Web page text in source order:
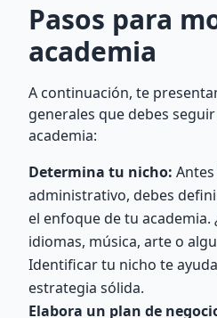
Pasos para
academia
A continuación, te
generales que debes
academia:
Determina tu nicho:
administrativo, debes
el enfoque de tu academia.
idiomas, música, arte o
Identificar tu nicho te
estrategia sólida.
Elabora un plan de